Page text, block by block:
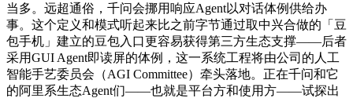
当多。远超通俗，千问会挪用响应Agent以对话体例供给办
事。这个定义和模式听起来比之前字节通过取中兴合做的「豆
包手机」建立的豆包入口更容易获得第三方生态支撑——后者
采用GUI Agent即读屏的体例，这一系统工程将由公司的人工
智能手艺委员会（AGI Committee）牵头落地。正在千问和它
的阿里系生态Agent们——也就是平台方和使用方——试探出